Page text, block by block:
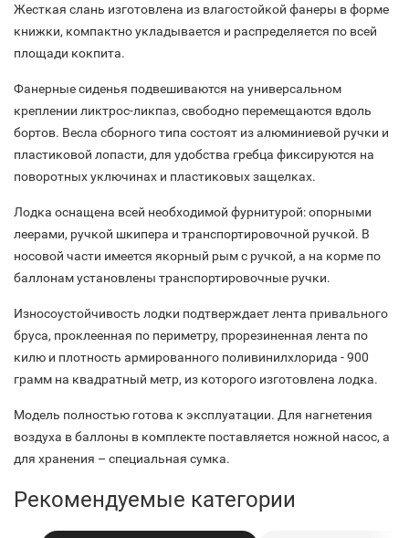
Жесткая слань изготовлена из влагостойкой фанеры в форме
книжки, компактно укладывается и распределяется по всей
площади кокпита.
Фанерные сиденья подвешиваются на универсальном
креплении ликтрос-ликпаз, свободно перемещаются вдоль
бортов. Весла сборного типа состоят из алюминиевой ручки и
пластиковой лопасти, для удобства гребца фиксируются на
поворотных уключинах и пластиковых защелках.
Лодка оснащена всей необходимой фурнитурой: опорными
леерами, ручкой шкипера и транспортировочной ручкой. В
носовой части имеется якорный рым с ручкой, а на корме по
баллонам установлены транспортировочные ручки.
Износоустойчивость лодки подтверждает лента привального
бруса, проклеенная по периметру, прорезиненная лента по
килю и плотность армированного поливинилхлорида - 900
грамм на квадратный метр, из которого изготовлена лодка.
Модель полностью готова к эксплуатации. Для нагнетения
воздуха в баллоны в комплекте поставляется ножной насос, а
для хранения – специальная сумка.
Рекомендуемые категории